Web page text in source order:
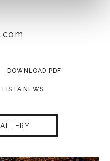
DOWNLOAD PDF
LISTA NEWS